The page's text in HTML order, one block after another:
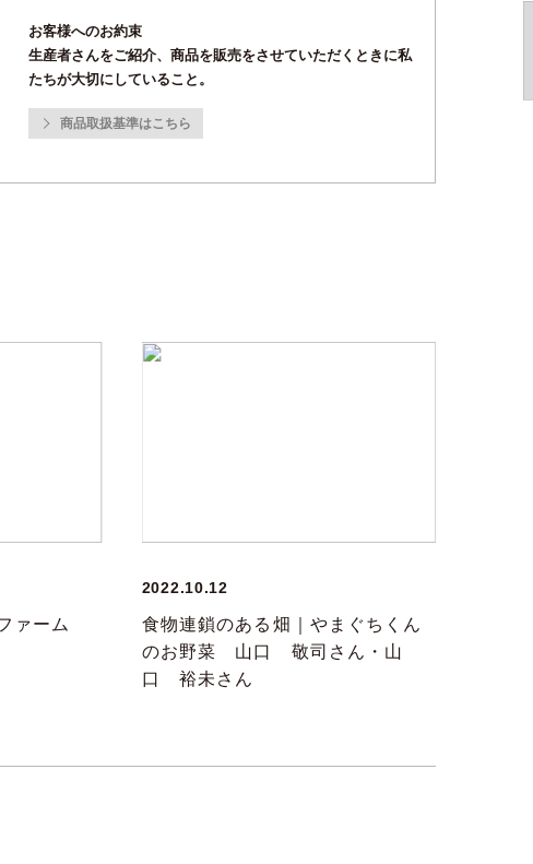
お客様へのお約束
生産者さんをご紹介、商品を販売をさせていただくときに私
たちが大切にしていること。
商品取扱基準はこちら
ァーム
2022.10.12
食物連鎖のある畑｜やまぐちくん
のお野菜 山口 敬司さん・山
口 裕未さん